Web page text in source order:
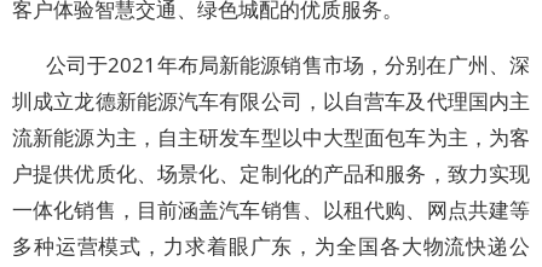
客户体验智慧交通、绿色城配的优质服务。
公司于2021年布局新能源销售市场，分别在广州、深
圳成立龙德新能源汽车有限公司，以自营车及代理国内主
流新能源为主，自主研发车型以中大型面包车为主，为客
户提供优质化、场景化、定制化的产品和服务，致力实现
一体化销售，目前涵盖汽车销售、以租代购、网点共建等
多种运营模式，力求着眼广东，为全国各大物流快递公